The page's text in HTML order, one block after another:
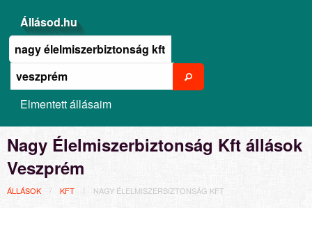
Állásod.hu
Elmentett állásaim
Nagy Élelmiszerbiztonság Kft állások
Veszprém
ÁLLÁSOK KFT NAGY ÉLELMISZERBIZTONSÁG KFT